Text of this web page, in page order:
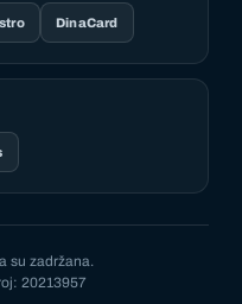
DinaCard
su zadržana.
20213957